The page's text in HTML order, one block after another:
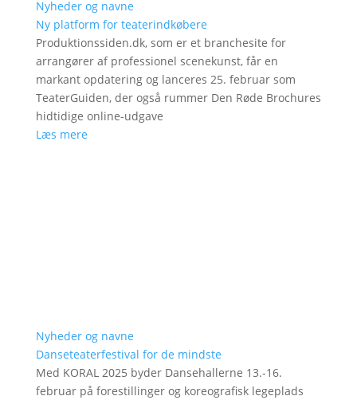
Nyheder og navne
Ny platform for teaterindkøbere
Produktionssiden.dk, som er et branchesite for
arrangører af professionel scenekunst, får en
markant opdatering og lanceres 25. februar som
TeaterGuiden, der også rummer Den Røde Brochures
hidtidige online-udgave
Læs mere
Nyheder og navne
Danseteaterfestival for de mindste
Med KORAL 2025 byder Dansehallerne 13.-16.
februar på forestillinger og koreografisk legeplads